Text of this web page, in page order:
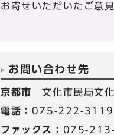
お寄せいただいたご意
お問い合わせ先
京都市文化市民局文
電話： 075-222-3119
ファックス： 075-